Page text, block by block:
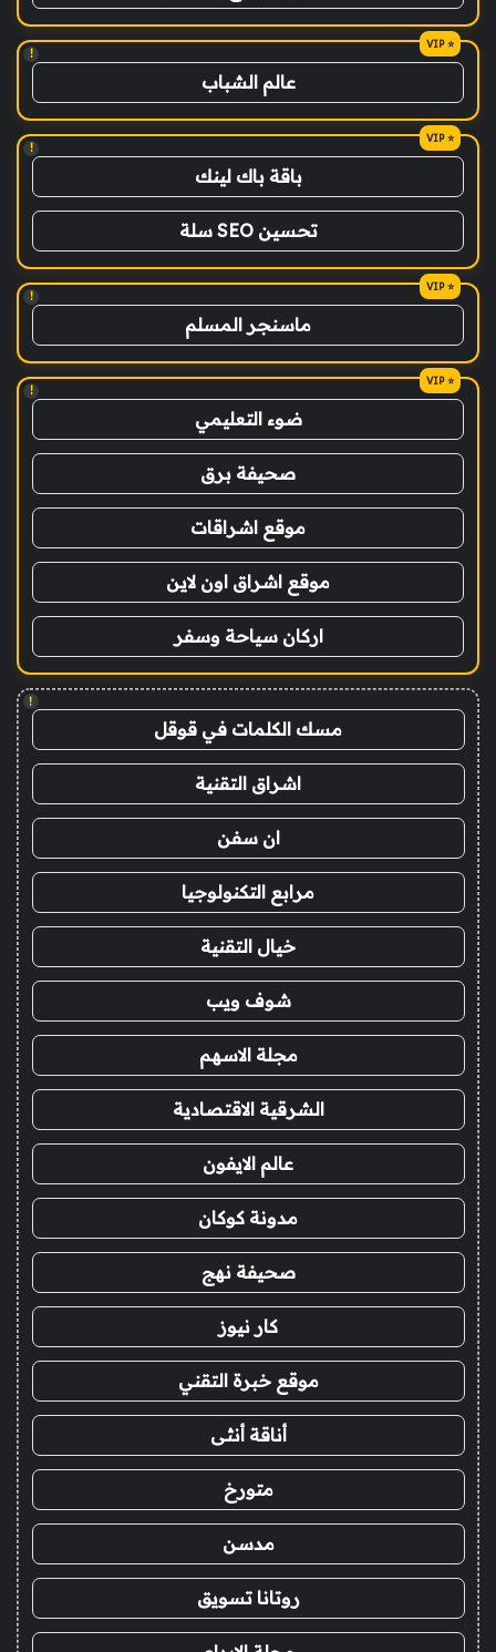
!
عالم الشباب
!
باقة باك لينك
تحسين SEO سلة
!
ماسنجر المسلم
!
ضوء التعليمي
صحيفة برق
موقع اشراقات
موقع اشراق اون لاين
اركان سياحة وسفر
!
مسك الكلمات في قوقل
اشراق التقنية
ان سفن
مرابع التكنولوجيا
خيال التقنية
شوف ويب
مجلة الاسهم
الشرقية الاقتصادية
عالم الايفون
مدونة كوكان
صحيفة نهج
كار نيوز
موقع خبرة التقني
أناقة أنثى
متورخ
مدسن
روتانا تسويق